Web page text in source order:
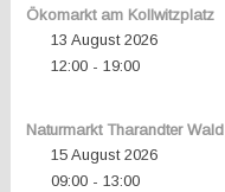
Ökomarkt am Kollwitzplatz
13 August 2026
12:00- 19:00
Naturmarkt Tharandter Wald
15 August 2026
09:00- 13:00